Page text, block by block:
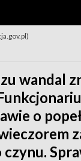
wandal
o